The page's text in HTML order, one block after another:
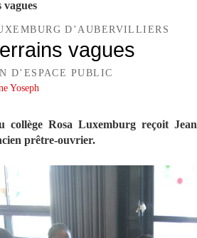
vagues
D’AUBERVILLIERS
vagues
D’ESPACE PUBLIC
Yoseph
collège Rosa Luxemburg reçoit Jean
prêtre-ouvrier.